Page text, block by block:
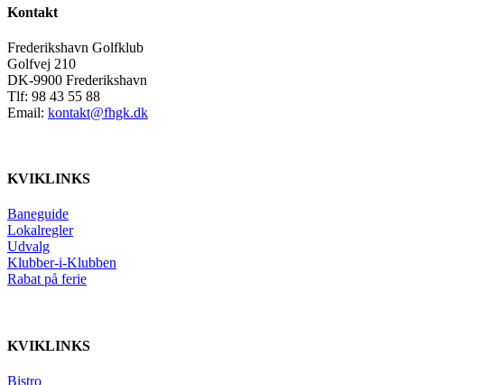
Kontakt
Frederikshavn Golfklub
Golfvej 210
DK-9900 Frederikshavn
Tlf: 98 43 55 88
Email: kontakt@fhgk.dk
KVIKLINKS
Baneguide
Lokalregler
Udvalg
Klubber-i-Klubben
Rabat på ferie
KVIKLINKS
Bistro